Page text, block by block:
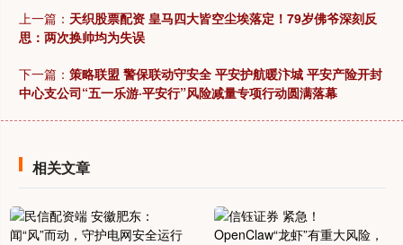
上一篇： 天织股票配资 皇马四大皆空尘埃落定！79岁佛爷深刻反
思：两次换帅均为失误
下一篇： 策略联盟 警保联动守安全 平安护航暖汴城 平安产险开封
中心支公司“五一乐游·平安行”风险减量专项行动圆满落幕
相关文章